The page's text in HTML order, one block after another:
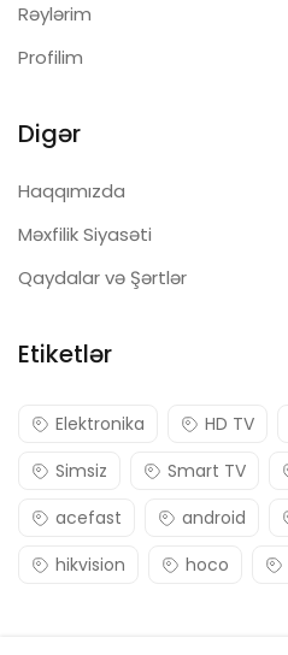
Rəylərim
Profilim
Digər
Haqqımızda
Məxfilik Siyasəti
Qaydalar və Şərtlər
Etiketlər
Elektronika HD TV
Simsiz
Smart TV
acefast
android
hikvision
hoco